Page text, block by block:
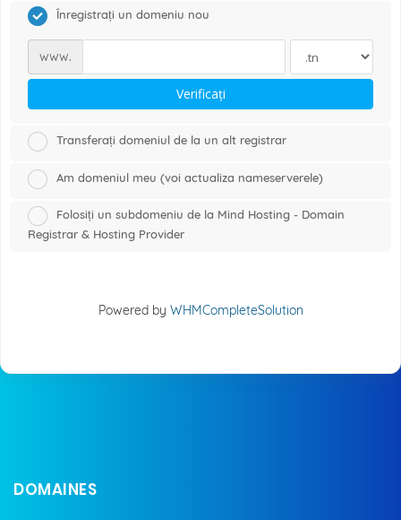
Înregistrați un domeniu nou
www.
Verificați
Transferați domeniul de la un alt registrar
Am domeniul meu (voi actualiza nameserverele)
Folosiți un subdomeniu de la Mind Hosting - Domain
Registrar & Hosting Provider
Powered by WHMCompleteSolution
DOMAINES